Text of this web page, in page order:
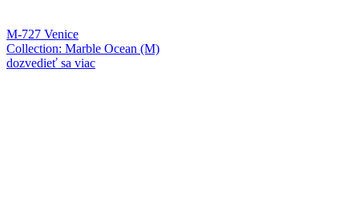
M-727 Venice
Collection: Marble Ocean (M)
dozvedieť sa viac